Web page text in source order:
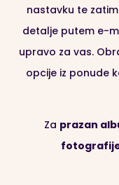
🌟 U unutrašnjosti
vodootporan i
i mekan pod
otiscima prstića i
flat panoramski
foto papiru, koji je
nastavku te
detalje putem e-
upravo za vas.
opcije iz ponude
Za prazan